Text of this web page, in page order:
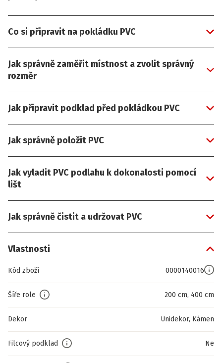
Co si připravit na pokládku PVC
Jak správně zaměřit místnost a zvolit správný
rozměr
Jak připravit podklad před pokládkou PVC
Jak správně položit PVC
Jak vyladit PVC podlahu k dokonalosti pomocí
lišt
Jak správně čistit a udržovat PVC
Vlastnosti
Kód zboží 0000140016
Šíře role 200 cm, 400 cm
Dekor Unidekor, Kámen
Filcový podklad Ne